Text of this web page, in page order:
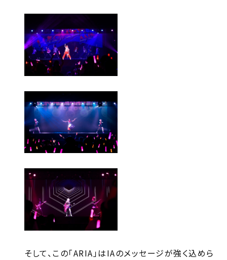
そして、この「ARIA」はIAのメッセージが強く込めら